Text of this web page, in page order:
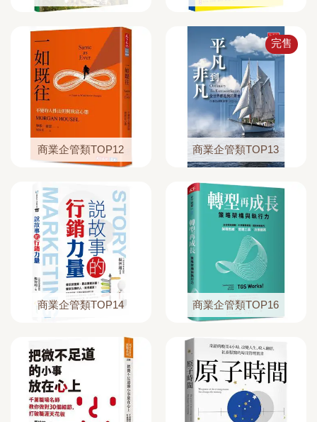
商業企管類TOP12
完售
商業企管類TOP13
商業企管類TOP14 商業企管類TOP16